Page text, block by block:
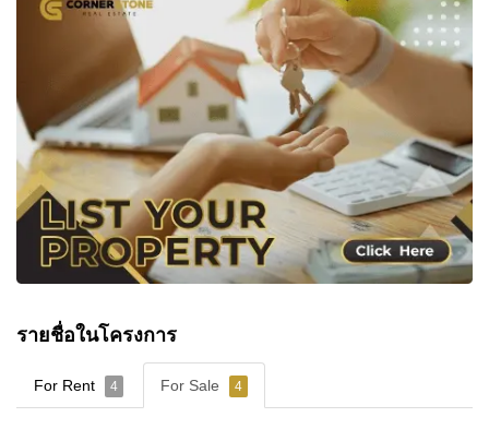
รายชื่อในโครงการ
For Rent 4 For Sale 4